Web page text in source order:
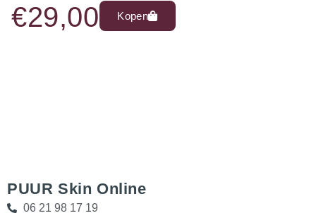
€29,00 Kopen
PUUR Skin Online
06 21 98 17 19